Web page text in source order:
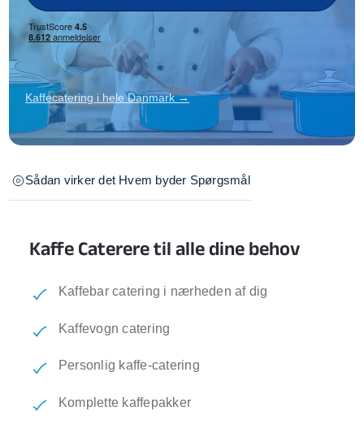
Kaffecatering i hele Danmark →
Sådan virker det Hvem byder Spørgsmål
Kaffe Caterere til alle dine behov
Kaffebar catering i nærheden af dig
Kaffevogn catering
Personlig kaffe-catering
Komplette kaffepakker